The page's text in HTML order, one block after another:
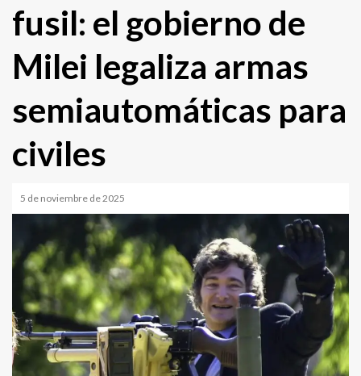
fusil: el gobierno de
Milei legaliza armas
semiautomáticas para
civiles
5 de noviembre de 2025